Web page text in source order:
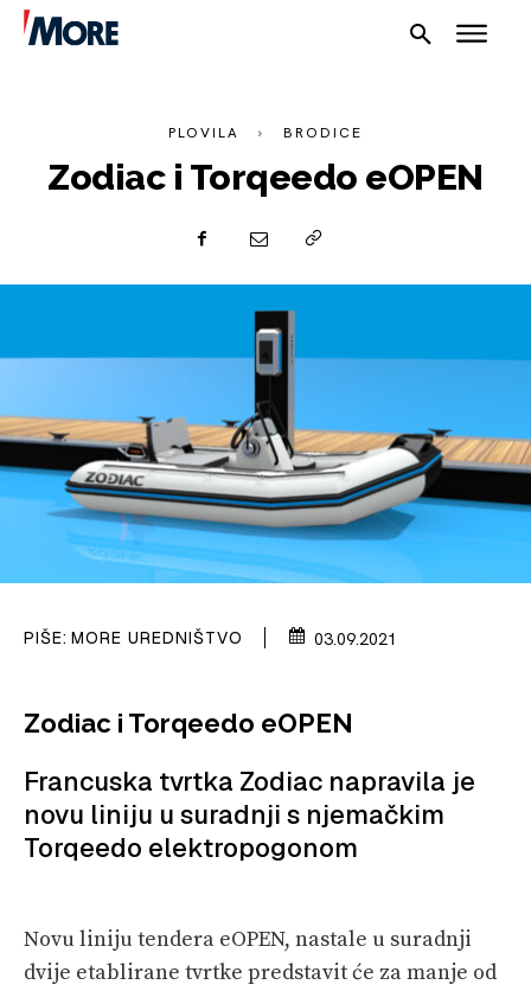
SPIZA
VELIKE PRIČE
PRETPLATA
PLOVILA BRODICE
Zodiac i Torqeedo eOPEN
PIŠE: MORE UREDNIŠTVO 03.09.2021
Zodiac i Torqeedo eOPEN
Francuska tvrtka Zodiac napravila je
novu liniju u suradnji s njemačkim
Torqeedo elektropogonom
Novu liniju tendera eOPEN, nastale u suradnji
dvije etablirane tvrtke predstavit će za manje od